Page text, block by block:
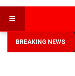
BREAKING NEWS